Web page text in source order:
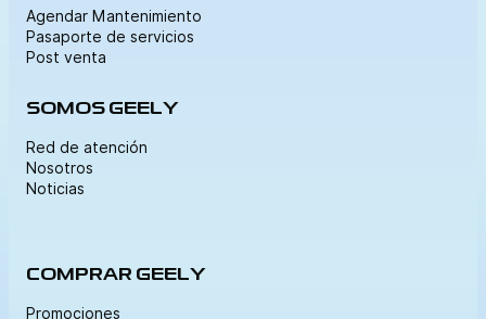
Agendar Mantenimiento
Pasaporte de servicios
Post venta
SOMOS GEELY
Red de atención
Nosotros
Noticias
COMPRAR GEELY
Promociones